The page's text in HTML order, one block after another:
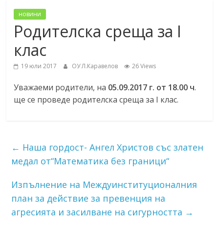
новини
Родителска среща за I
клас
19 юли 2017 ОУ Л.Каравелов 26 Views
Уважаеми родители, на 05.09.2017 г. от 18.00 ч.
ще се проведе родителска среща за I клас.
← Наша гордост- Ангел Христов със златен
медал от“Математика без граници“
Изпълнение на Междуинституционалния
план за действие за превенция на
агресията и засилване на сигурността →